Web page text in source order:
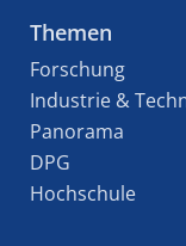
Themen
Forschung
Industrie &
Panorama
DPG
Hochschule